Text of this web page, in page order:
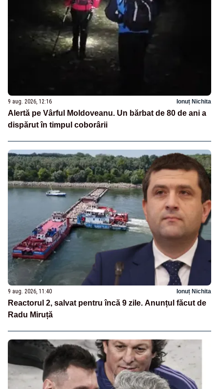
9 aug. 2026, 12:16 Ionuț Nichita
Alertă pe Vârful Moldoveanu. Un bărbat de 80 de ani a
dispărut în timpul coborârii
9 aug. 2026, 11:40 Ionuț Nichita
Reactorul 2, salvat pentru încă 9 zile. Anunțul făcut de
Radu Miruță